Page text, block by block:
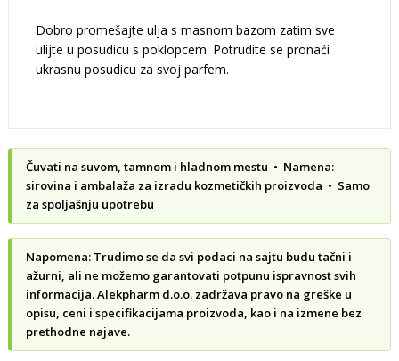
Dobro promešajte ulja s masnom bazom zatim sve
ulijte u posudicu s poklopcem. Potrudite se pronaći
ukrasnu posudicu za svoj parfem.
Čuvati na suvom, tamnom i hladnom mestu • Namena:
sirovina i ambalaža za izradu kozmetičkih proizvoda • Samo
za spoljašnju upotrebu
Napomena: Trudimo se da svi podaci na sajtu budu tačni i
ažurni, ali ne možemo garantovati potpunu ispravnost svih
informacija. Alekpharm d.o.o. zadržava pravo na greške u
opisu, ceni i specifikacijama proizvoda, kao i na izmene bez
prethodne najave.